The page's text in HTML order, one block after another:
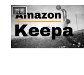
営業